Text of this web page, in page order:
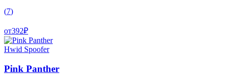
(7)
от392₽
Hwid Spoofer
Pink Panther